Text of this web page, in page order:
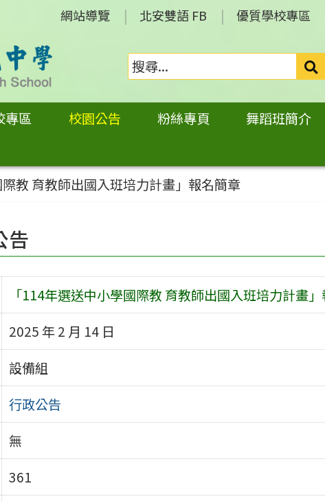
網站導覽 北安雙語 FB 優質學校專區
專區 校園公告 粉絲專頁 舞蹈班簡介
際教 育教師出國入班培力計畫」報名簡章
告
「114年選送中小學國際教 育教師出國入班培力計畫
2025 年 2 月 14 日
設備組
行政公告
無
361